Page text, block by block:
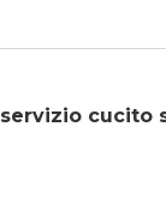
servizio cucito